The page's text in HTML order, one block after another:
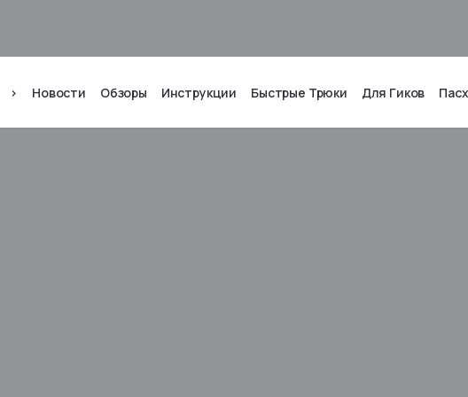
> Новости Обзоры Инструкции Быстрые Трюки Для Гиков